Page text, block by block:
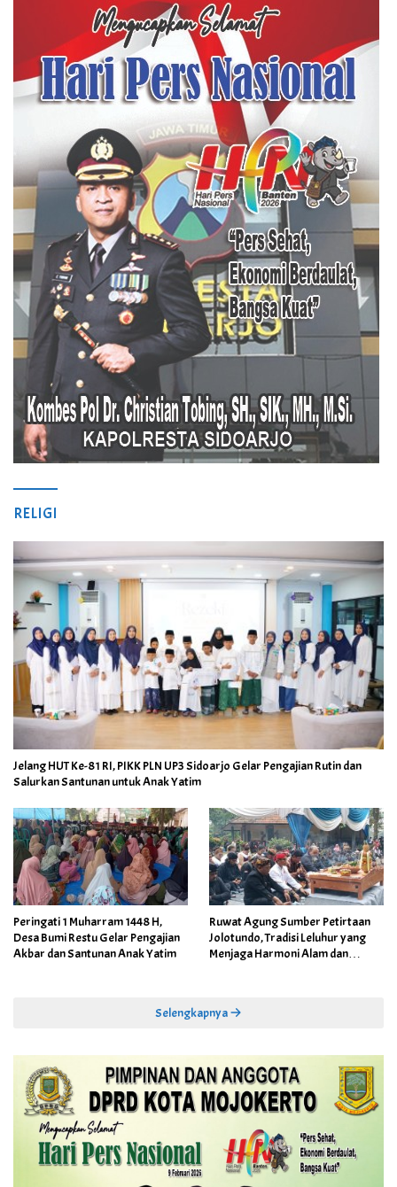
RELIGI
Jelang HUT Ke-81 RI, PIKK PLN UP3 Sidoarjo Gelar Pengajian Rutin dan
Salurkan Santunan untuk Anak Yatim
Peringati 1 Muharram 1448 H,
Desa Bumi Restu Gelar Pengajian
Akbar dan Santunan Anak Yatim
Ruwat Agung Sumber Petirtaan
Jolotundo, Tradisi Leluhur yang
Menjaga Harmoni Alam dan
Selengkapnya